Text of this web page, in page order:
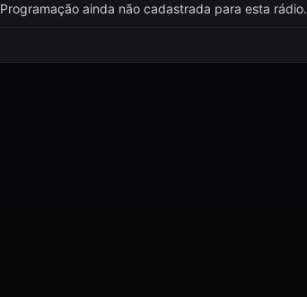
Programação ainda não cadastrada para esta rádio.